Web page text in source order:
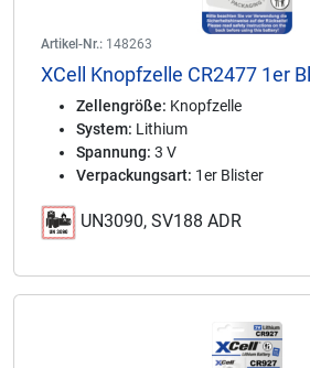
Artikel-Nr.: 148263
XCell Knopfzelle CR2477 1er
Zellengröße: Knopfzelle
System: Lithium
Spannung: 3 V
Verpackungsart: 1er Blister
UN3090, SV188 ADR